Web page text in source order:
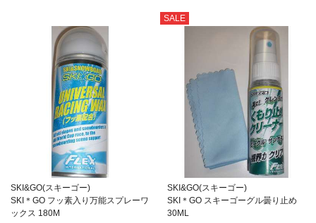
SKI&GO(スキーゴー)
SKI＊GO フッ素入り万能スプレーワ
ックス 180M
SALE
SKI&GO(スキーゴー)
SKI＊GO スキーゴーグル曇り止め
30ML